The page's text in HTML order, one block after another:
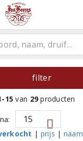
filter
15 van 29 producten
| prijs | naam